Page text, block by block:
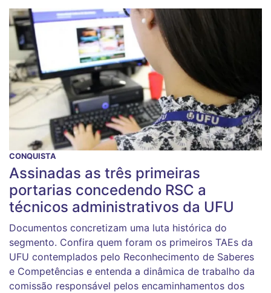
CONQUISTA
Assinadas as três primeiras
portarias concedendo RSC a
técnicos administrativos da UFU
Documentos concretizam uma luta histórica do
segmento. Confira quem foram os primeiros TAEs da
UFU contemplados pelo Reconhecimento de Saberes
e Competências e entenda a dinâmica de trabalho da
comissão responsável pelos encaminhamentos dos